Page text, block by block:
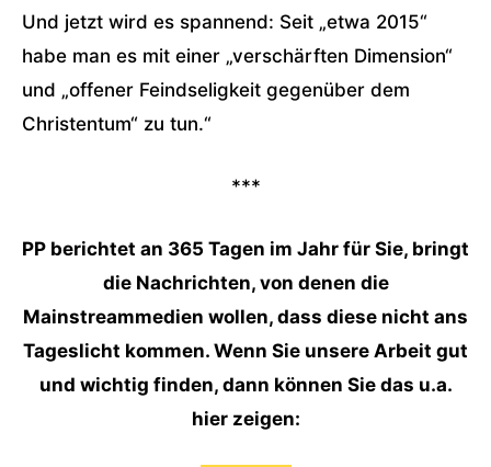
Und jetzt wird es spannend: Seit „etwa 2015“
habe man es mit einer „verschärften Dimension“
und „offener Feindseligkeit gegenüber dem
Christentum“ zu tun.“
***
PP berichtet an 365 Tagen im Jahr für Sie, bringt
die Nachrichten, von denen die
Mainstreammedien wollen, dass diese nicht ans
Tageslicht kommen. Wenn Sie unsere Arbeit gut
und wichtig finden, dann können Sie das u.a.
hier zeigen: